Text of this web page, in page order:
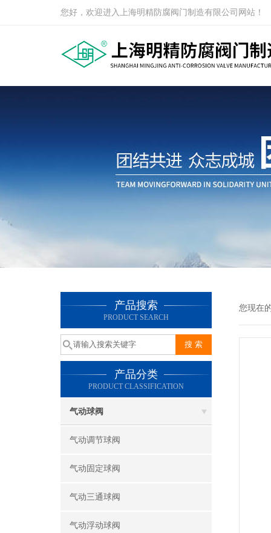
您好，欢迎进入上海明精防腐阀门制造有限公司网站！
产品搜索
PRODUCT SEARCH
产品分类
PRODUCT CLASSIFICATION
气动球阀
气动调节球阀
气动固定球阀
气动三通球阀
气动浮动球阀
您现在